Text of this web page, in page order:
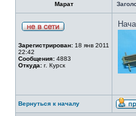
Марат
Зарегистрирован: 18 янв 2011
22:42
Сообщения: 4883
Откуда: г. Курск
Вернуться к началу